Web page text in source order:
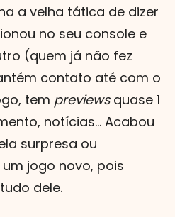
a velha tática de dizer
no seu console e
(quem já não fez
contato até com o
tem previewsquase 1
notícias... Acabou
surpresa ou
jogo novo, pois
dele.